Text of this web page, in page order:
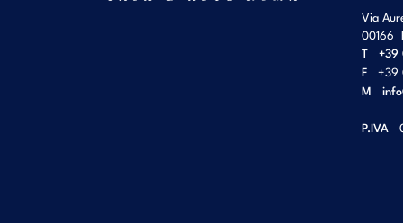
Via
00166
T
+39
F
+39
M
P.IVA